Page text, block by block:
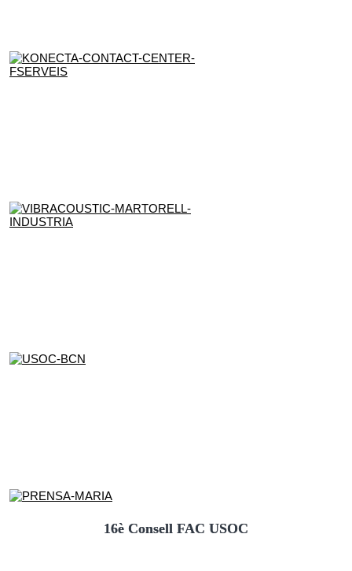
16è Consell FAC USOC